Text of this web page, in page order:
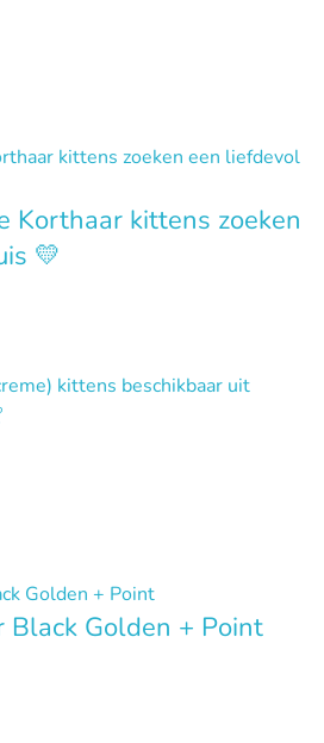
Korthaar kittens zoeken
💛
kittens beschikbaar uit
Golden + Point